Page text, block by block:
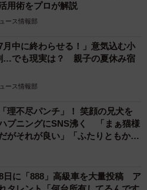
用術をプロが解説
ース情報部
月中に終わらせる！」意気込む小
…でも現実は？ 親子の夏休み宿
ース情報部
理不尽パンチ」！ 笑顔の兄犬を
プニングにSNS沸く 「まぁ猫様
がそれが良い」「ふたりともかわ
日に「888」高級車を大量投稿 ア